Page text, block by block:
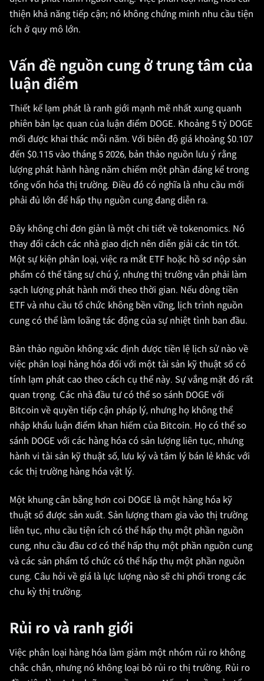
thiện khả năng tiếp cận; nó không chứng minh nhu cầu tiện
ích ở quy mô lớn.
Vấn đề nguồn cung ở trung tâm của
luận điểm
Thiết kế lạm phát là ranh giới mạnh mẽ nhất xung quanh
phiên bản lạc quan của luận điểm DOGE. Khoảng 5 tỷ DOGE
mới được khai thác mỗi năm. Với biên độ giá khoảng $0.107
đến $0.115 vào tháng 5 2026, bản thảo nguồn lưu ý rằng
lượng phát hành hàng năm chiếm một phần đáng kể trong
tổng vốn hóa thị trường. Điều đó có nghĩa là nhu cầu mới
phải đủ lớn để hấp thụ nguồn cung đang diễn ra.
Đây không chỉ đơn giản là một chi tiết về tokenomics. Nó
thay đổi cách các nhà giao dịch nên diễn giải các tin tốt.
Một sự kiện phân loại, việc ra mắt ETF hoặc hồ sơ nộp sản
phẩm có thể tăng sự chú ý, nhưng thị trường vẫn phải làm
sạch lượng phát hành mới theo thời gian. Nếu dòng tiền
ETF và nhu cầu tổ chức không bền vững, lịch trình nguồn
cung có thể làm loãng tác động của sự nhiệt tình ban đầu.
Bản thảo nguồn không xác định được tiền lệ lịch sử nào về
việc phân loại hàng hóa đối với một tài sản kỹ thuật số có
tính lạm phát cao theo cách cụ thể này. Sự vắng mặt đó rất
quan trọng. Các nhà đầu tư có thể so sánh DOGE với
Bitcoin về quyền tiếp cận pháp lý, nhưng họ không thể
nhập khẩu luận điểm khan hiếm của Bitcoin. Họ có thể so
sánh DOGE với các hàng hóa có sản lượng liên tục, nhưng
hành vi tài sản kỹ thuật số, lưu ký và tâm lý bán lẻ khác với
các thị trường hàng hóa vật lý.
Một khung cân bằng hơn coi DOGE là một hàng hóa kỹ
thuật số được sản xuất. Sản lượng tham gia vào thị trường
liên tục, nhu cầu tiện ích có thể hấp thụ một phần nguồn
cung, nhu cầu đầu cơ có thể hấp thụ một phần nguồn cung
và các sản phẩm tổ chức có thể hấp thụ một phần nguồn
cung. Câu hỏi về giá là lực lượng nào sẽ chi phối trong các
chu kỳ thị trường.
Rủi ro và ranh giới
Việc phân loại hàng hóa làm giảm một nhóm rủi ro không
chắc chắn, nhưng nó không loại bỏ rủi ro thị trường. Rủi ro